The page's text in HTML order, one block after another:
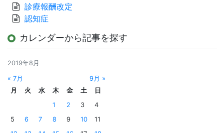
診療報酬改定
認知症
カレンダーから記事を探す
2019年8月
« 7月
9月 »
月
火 水 木 金 土
日
1
2 3
4
5
6 7 8 9 10
11